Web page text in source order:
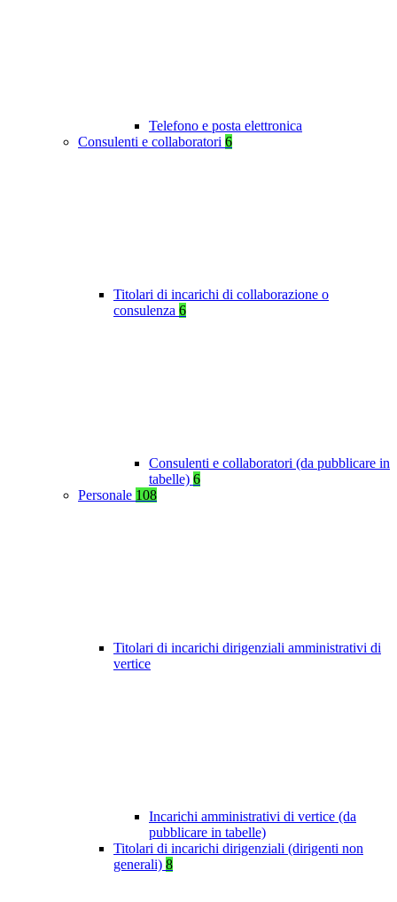
Telefono e posta elettronica
Consulenti e collaboratori 6
Titolari di incarichi di collaborazione o
consulenza 6
Consulenti e collaboratori (da pubblicare in
tabelle) 6
Personale 108
Titolari di incarichi dirigenziali amministrativi di
vertice
Incarichi amministrativi di vertice (da
pubblicare in tabelle)
Titolari di incarichi dirigenziali (dirigenti non
generali) 8